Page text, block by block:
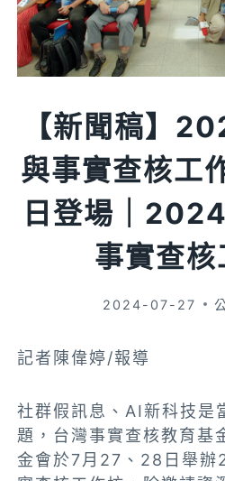
【新聞稿】
與事實查核工
日登場｜
事實查核
2024-07-27
記者陳偉婷/報導
社群假訊息、AI新科技是
題，台灣事實查核教育基
金會於7月27、28日舉